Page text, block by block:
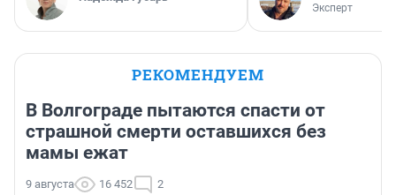
Эксперт
РЕКОМЕНДУЕМ
В Волгограде пытаются спасти от
страшной смерти оставшихся без
мамы ежат
9 августа 16 452 2